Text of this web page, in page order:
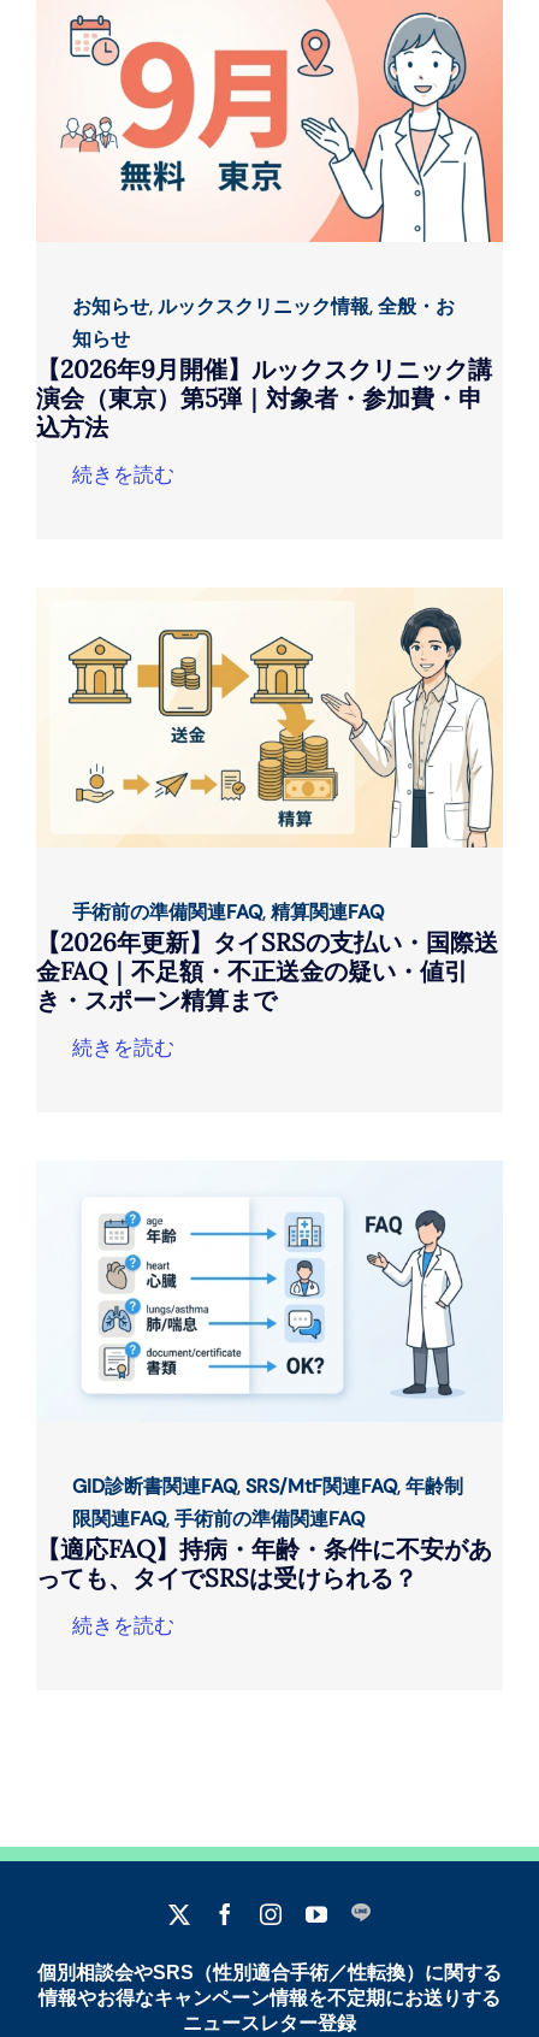
お知らせ,ルックスクリニック情報,全般・お
知らせ
【2026年9月開催】ルックスクリニック講
演会（東京）第5弾｜対象者・参加費・申
込方法
続きを読む
手術前の準備関連FAQ,精算関連FAQ
【2026年更新】タイSRSの支払い・国際送
金FAQ｜不足額・不正送金の疑い・値引
き・スポーン精算まで
続きを読む
GID診断書関連FAQ,SRS/MtF関連FAQ,年齢制
限関連FAQ,手術前の準備関連FAQ
【適応FAQ】持病・年齢・条件に不安があ
っても、タイでSRSは受けられる？
続きを読む
個別相談会やSRS（性別適合手術／性転換）に関する
情報やお得なキャンペーン情報を不定期にお送りする
ニュースレター登録